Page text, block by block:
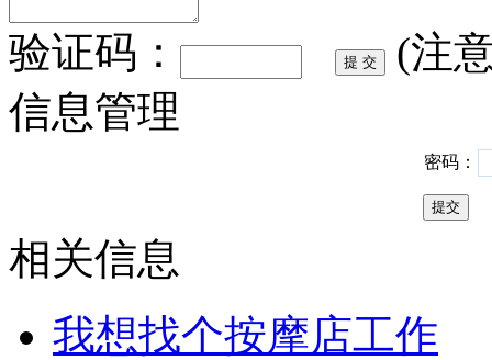
验证码：
(注
信息管理
密码：
相关信息
我想找个按摩店工作